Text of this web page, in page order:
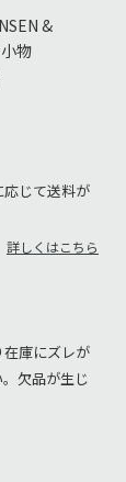
&
物
じて送料が
詳しくはこちら
庫にズレが
欠品が生じ